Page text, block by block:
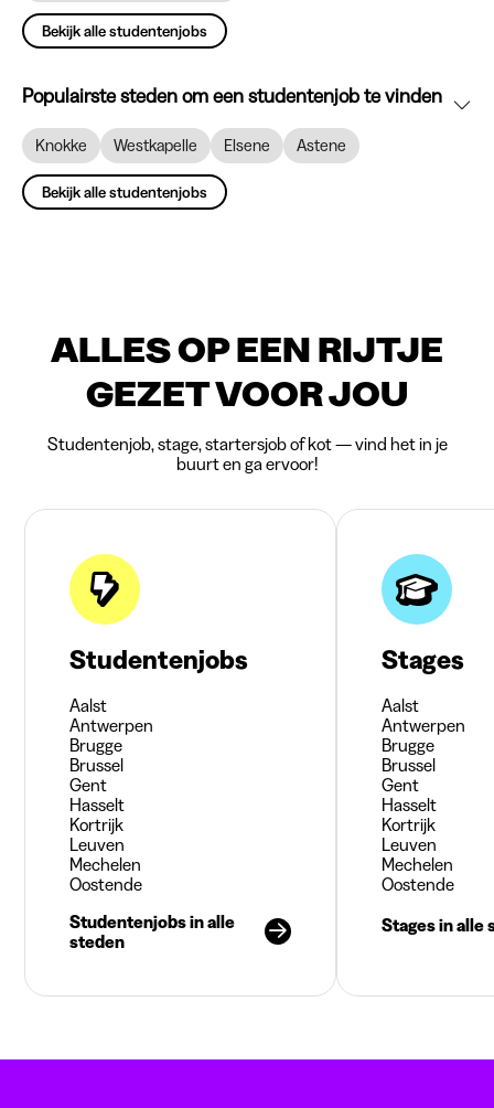
Bekijk alle studentenjobs
Populairste steden om een studentenjob te vinden
Knokke Westkapelle Elsene Astene
Bekijk alle studentenjobs
ALLES OP EEN RIJTJE
GEZET VOOR JOU
Studentenjob, stage, startersjob of kot — vind het in je
buurt en ga ervoor!
Studentenjobs
Aalst
Antwerpen
Brugge
Brussel
Gent
Hasselt
Kortrijk
Leuven
Mechelen
Oostende
Studentenjobs in alle
steden
Stages
Aalst
Antwerpen
Brugge
Brussel
Gent
Hasselt
Kortrijk
Leuven
Mechelen
Oostende
Stages in alle